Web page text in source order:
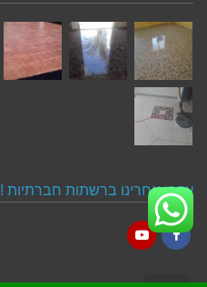
עקבו אחרינו ברשתות חברתיות !